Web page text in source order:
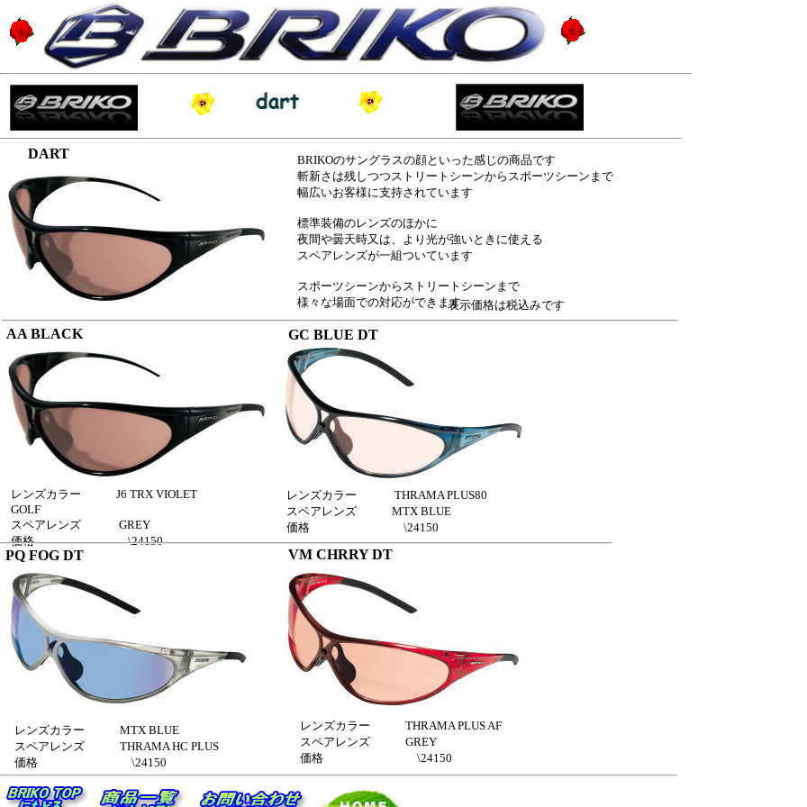
AA BLACK
PQ FOG DT
BRIKOのサングラスの顔といった感じの商品です
斬新さは残しつつストリートシーンからスポーツシーンまで
幅広いお客様に支持されています
標準装備のレンズのほかに
夜間や曇天時又は、より光が強いときに使える
スペアレンズが一組ついています
スポーツシーンからストリートシーンまで
様々な場面での対応ができます
レンズカラー J6 TRX VIOLET
GOLF
スペアレンズ GREY
価格 \24150
表示価格は税込みです
GC BLUE DT
DART
レンズカラー THRAMA PLUS80
スペアレンズ MTX BLUE
価格 \24150
レンズカラー MTX BLUE
スペアレンズ THRAMA HC PLUS
価格 \24150
レンズカラー THRAMA PLUS AF
スペアレンズ GREY
価格 \24150
VM CHRRY DT